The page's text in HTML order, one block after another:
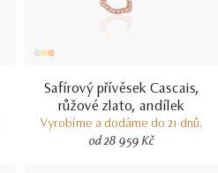
Safírový přívěsek Cascais,
růžové zlato, andílek
Vyrobíme a dodáme do 21 dnů.
od 28 959 Kč